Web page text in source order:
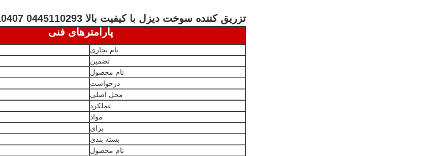
تزریق کننده سوخت دیزل با کیفیت بالا 0445110293 0445110407
پارامترهای فنی
نام تجاری
تضمین
نام محصول
درخواست
محل اصلی
عملکرد
مواد
برای
بسته بندی
نام محصول